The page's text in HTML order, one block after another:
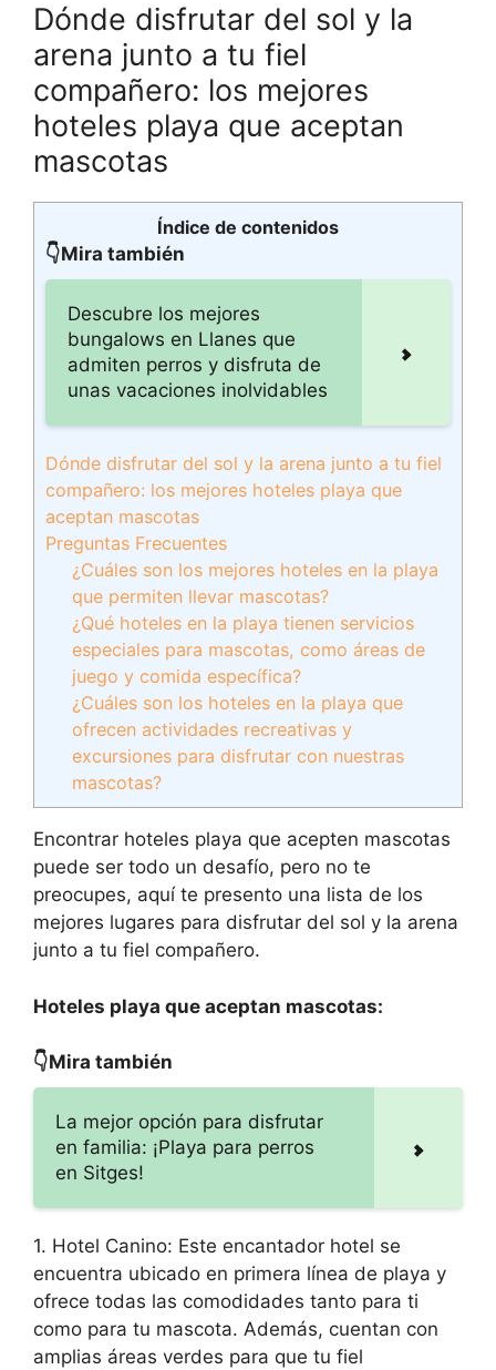
Dónde disfrutar del sol y la
arena junto a tu fiel
compañero: los mejores
hoteles playa que aceptan
mascotas
Índice de contenidos
👇Mira también
Descubre los mejores
bungalows en Llanes que
admiten perros y disfruta de
unas vacaciones inolvidables
Dónde disfrutar del sol y la arena junto a tu fiel
compañero: los mejores hoteles playa que
aceptan mascotas
Preguntas Frecuentes
¿Cuáles son los mejores hoteles en la playa
que permiten llevar mascotas?
¿Qué hoteles en la playa tienen servicios
especiales para mascotas, como áreas de
juego y comida específica?
¿Cuáles son los hoteles en la playa que
ofrecen actividades recreativas y
excursiones para disfrutar con nuestras
mascotas?
Encontrar hoteles playa que acepten mascotas
puede ser todo un desafío, pero no te
preocupes, aquí te presento una lista de los
mejores lugares para disfrutar del sol y la arena
junto a tu fiel compañero.
Hoteles playa que aceptan mascotas:
👇Mira también
La mejor opción para disfrutar
en familia: ¡Playa para perros
en Sitges!
1. Hotel Canino: Este encantador hotel se
encuentra ubicado en primera línea de playa y
ofrece todas las comodidades tanto para ti
como para tu mascota. Además, cuentan con
amplias áreas verdes para que tu fiel